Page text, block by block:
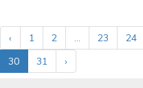
‹ 1 2 ... 23 24
30
31 ›